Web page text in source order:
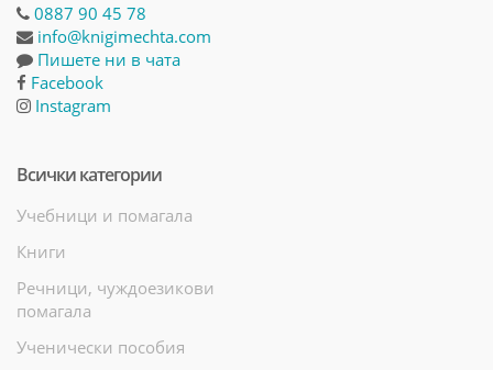
0887 90 45 78
info@knigimechta.com
Пишете ни в чата
Facebook
Instagram
Всички категории
Учебници и помагала
Книги
Речници, чуждоезикови
помагала
Ученически пособия